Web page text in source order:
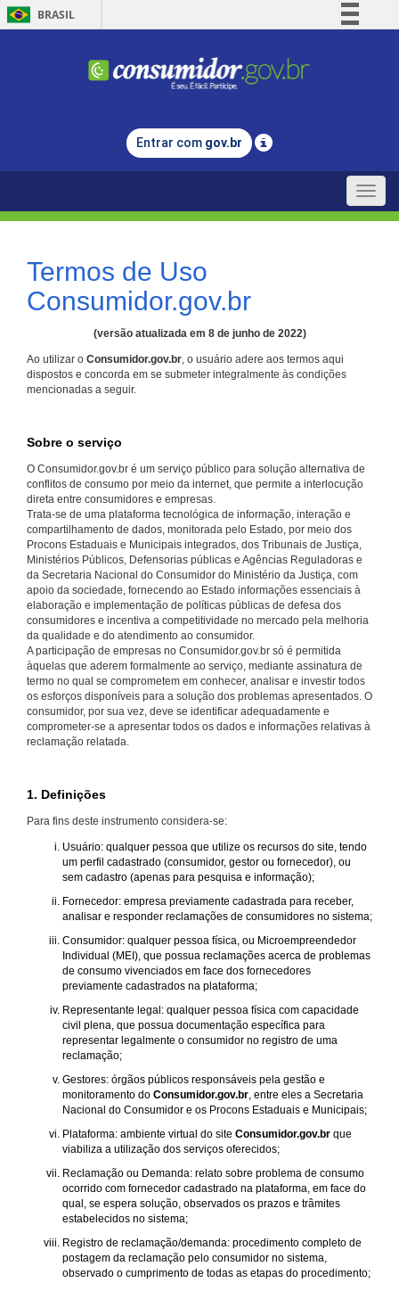
BRASIL
Comunica BR
Legislação
Entrar com gov.br
Toggle
Termos de Uso
Consumidor.gov.br
(versão atualizada em 8 de junho de 2022)
Ao utilizar o Consumidor.gov.br, o usuário adere aos termos aqui
dispostos e concorda em se submeter integralmente às condições
mencionadas a seguir.
Sobre o serviço
O Consumidor.gov.br é um serviço público para solução alternativa de
conflitos de consumo por meio da internet, que permite a interlocução
direta entre consumidores e empresas.
Trata-se de uma plataforma tecnológica de informação, interação e
compartilhamento de dados, monitorada pelo Estado, por meio dos
Procons Estaduais e Municipais integrados, dos Tribunais de Justiça,
Ministérios Públicos, Defensorias públicas e Agências Reguladoras e
da Secretaria Nacional do Consumidor do Ministério da Justiça, com
apoio da sociedade, fornecendo ao Estado informações essenciais à
elaboração e implementação de políticas públicas de defesa dos
consumidores e incentiva a competitividade no mercado pela melhoria
da qualidade e do atendimento ao consumidor.
A participação de empresas no Consumidor.gov.br só é permitida
àquelas que aderem formalmente ao serviço, mediante assinatura de
termo no qual se comprometem em conhecer, analisar e investir todos
os esforços disponíveis para a solução dos problemas apresentados. O
consumidor, por sua vez, deve se identificar adequadamente e
comprometer-se a apresentar todos os dados e informações relativas à
reclamação relatada.
1. Definições
Para fins deste instrumento considera-se:
Usuário: qualquer pessoa que utilize os recursos do site, tendo
um perfil cadastrado (consumidor, gestor ou fornecedor), ou
sem cadastro (apenas para pesquisa e informação);
Fornecedor: empresa previamente cadastrada para receber,
analisar e responder reclamações de consumidores no sistema;
Consumidor: qualquer pessoa física, ou Microempreendedor
Individual (MEI), que possua reclamações acerca de problemas
de consumo vivenciados em face dos fornecedores
previamente cadastrados na plataforma;
Representante legal: qualquer pessoa física com capacidade
civil plena, que possua documentação específica para
representar legalmente o consumidor no registro de uma
reclamação;
Gestores: órgãos públicos responsáveis pela gestão e
monitoramento do Consumidor.gov.br, entre eles a Secretaria
Nacional do Consumidor e os Procons Estaduais e Municipais;
Plataforma: ambiente virtual do site Consumidor.gov.br que
viabiliza a utilização dos serviços oferecidos;
Reclamação ou Demanda: relato sobre problema de consumo
ocorrido com fornecedor cadastrado na plataforma, em face do
qual, se espera solução, observados os prazos e trâmites
estabelecidos no sistema;
Registro de reclamação/demanda: procedimento completo de
postagem da reclamação pelo consumidor no sistema,
observado o cumprimento de todas as etapas do procedimento;